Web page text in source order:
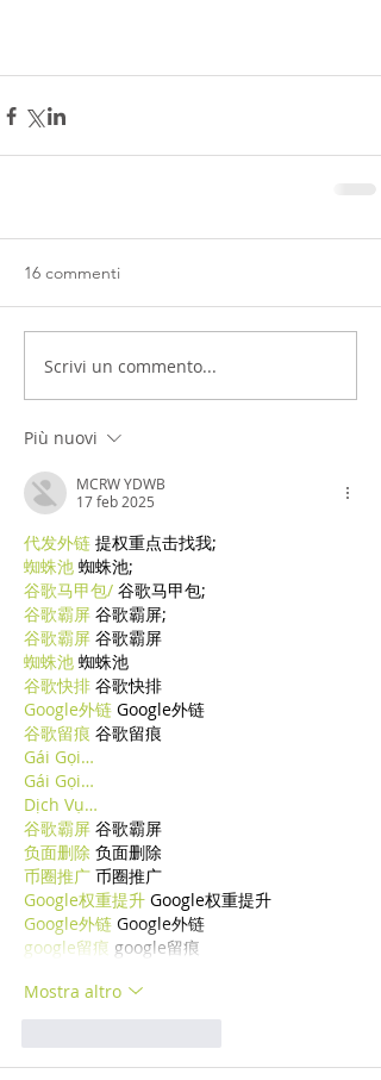
16 commenti
Scrivi un commento...
Più nuovi
MCRW YDWB
17 feb 2025
代发外链 提权重点击找我;
蜘蛛池 蜘蛛池;
谷歌马甲包/ 谷歌马甲包;
谷歌霸屏 谷歌霸屏;
谷歌霸屏 谷歌霸屏
蜘蛛池 蜘蛛池
谷歌快排 谷歌快排
Google外链 Google外链
谷歌留痕 谷歌留痕
Gái Gọi…
Gái Gọi…
Dịch Vụ…
谷歌霸屏 谷歌霸屏
负面删除 负面删除
币圈推广 币圈推广
Google权重提升 Google权重提升
Google外链 Google外链
google留痕 google留痕
Mostra altro